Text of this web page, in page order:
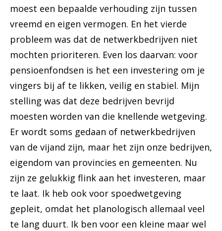
moest een bepaalde verhouding zijn tussen
vreemd en eigen vermogen. En het vierde
probleem was dat de netwerkbedrijven niet
mochten prioriteren. Even los daarvan: voor
pensioenfondsen is het een investering om je
vingers bij af te likken, veilig en stabiel. Mijn
stelling was dat deze bedrijven bevrijd
moesten worden van die knellende wetgeving.
Er wordt soms gedaan of netwerkbedrijven
van de vijand zijn, maar het zijn onze bedrijven,
eigendom van provincies en gemeenten. Nu
zijn ze gelukkig flink aan het investeren, maar
te laat. Ik heb ook voor spoedwetgeving
gepleit, omdat het planologisch allemaal veel
te lang duurt. Ik ben voor een kleine maar wel